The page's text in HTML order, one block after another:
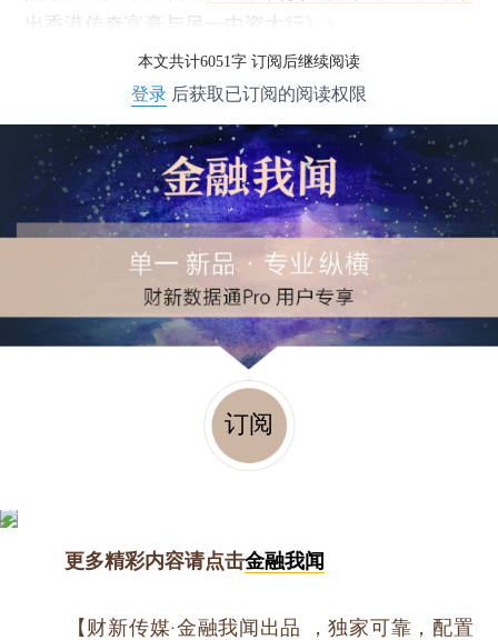
出香港传奇富豪与另一中资大行
本文共计6051字 订阅后继续阅读
登录 后获取已订阅的阅读权限
订阅
更多精彩内容请点击金融我闻
【财新传媒·金融我闻出品 ，独家可靠，配置